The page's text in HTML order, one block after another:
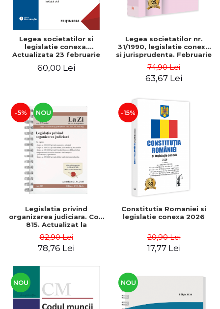
Legea societatilor si
legislatie conexa.
Actualizata 23 februarie
60,00 Lei
Legea societatilor nr.
31/1990, legislatie conexa
si jurisprudenta. Februarie
74,90 Lei
63,67 Lei
-5% NOU
Legislatia privind
organizarea judiciara. Cod
815. Actualizat la
Paul Pop
82,90 Lei
78,76 Lei
-15%
Constitutia Romaniei si
legislatie conexa 2026
20,90 Lei
17,77 Lei
NOU NOU